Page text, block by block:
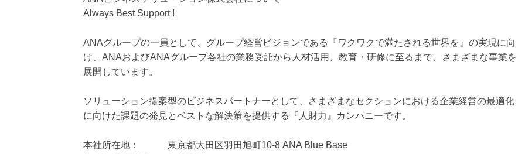
Always Best Support !
ANAグループの一員として、グループ経営ビジョンである『ワクワクで満たされる世界を』の実現に向
け、ANAおよびANAグループ各社の業務受託から人材活用、教育・研修に至るまで、さまざまな事業を
展開しています。
ソリューション提案型のビジネスパートナーとして、さまざまなセクションにおける企業経営の最適化
に向けた課題の発見とベストな解決策を提供する『人財力』カンパニーです。
本社所在地： 東京都大田区羽田旭町10-8 ANA Blue Base